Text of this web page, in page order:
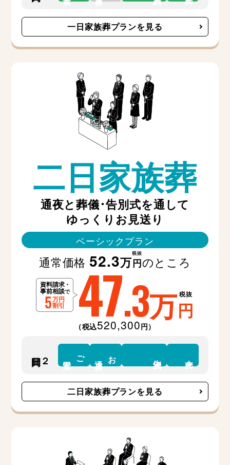
一日家族葬プランを見る
二日家族葬
通夜と葬儀･告別式を通して
ゆっくりお見送り
ベーシックプラン
通常価格52.3万円
税抜
のところ
47.3万円
税抜
（税込520,300円）
ご お
二日家族葬プランを見る